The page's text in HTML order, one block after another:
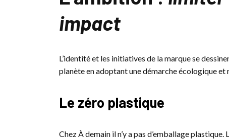
impact
L’identité et les initiatives de la marque se
planète en adoptant une démarche écologique et
Le zéro plastique
Chez À demain il n’y a pas d’emballage